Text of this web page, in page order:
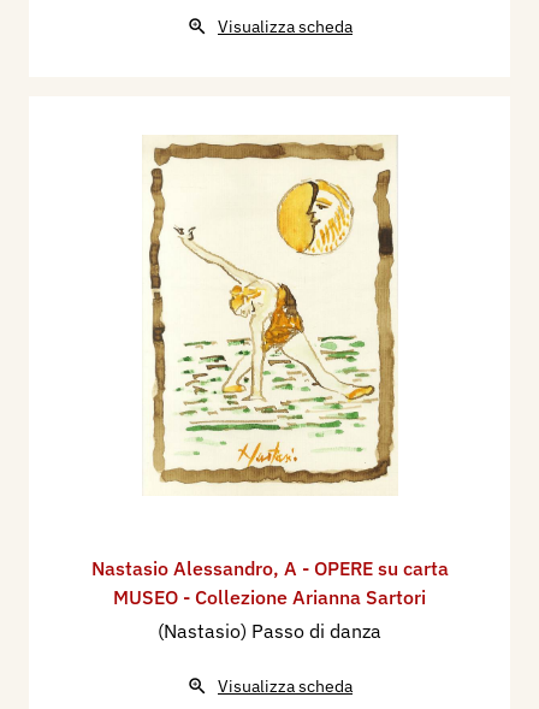
Visualizza scheda
Nastasio Alessandro, A - OPERE su carta
MUSEO - Collezione Arianna Sartori
(Nastasio) Passo di danza
Visualizza scheda